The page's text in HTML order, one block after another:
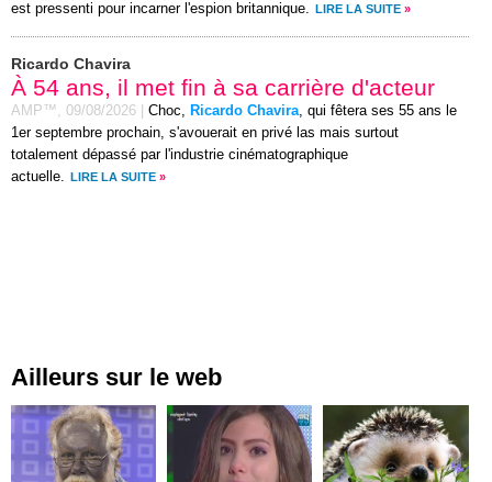
est pressenti pour incarner l'espion britannique.
LIRE LA SUITE »
Ricardo Chavira
À 54 ans, il met fin à sa carrière d'acteur
AMP™, 09/08/2026 Choc, Ricardo Chavira, qui fêtera ses 55 ans le
1er septembre prochain, s'avouerait en privé las mais surtout
totalement dépassé par l'industrie cinématographique
actuelle.
LIRE LA SUITE »
Ailleurs sur le web